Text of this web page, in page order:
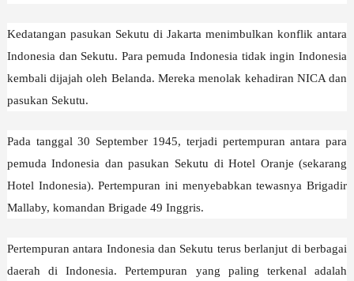
Kedatangan pasukan Sekutu di Jakarta menimbulkan konflik antara
Indonesia dan Sekutu. Para pemuda Indonesia tidak ingin Indonesia
kembali dijajah oleh Belanda. Mereka menolak kehadiran NICA dan
pasukan Sekutu.
Pada tanggal 30 September 1945, terjadi pertempuran antara para
pemuda Indonesia dan pasukan Sekutu di Hotel Oranje (sekarang
Hotel Indonesia). Pertempuran ini menyebabkan tewasnya Brigadir
Mallaby, komandan Brigade 49 Inggris.
Pertempuran antara Indonesia dan Sekutu terus berlanjut di berbagai
daerah di Indonesia. Pertempuran yang paling terkenal adalah